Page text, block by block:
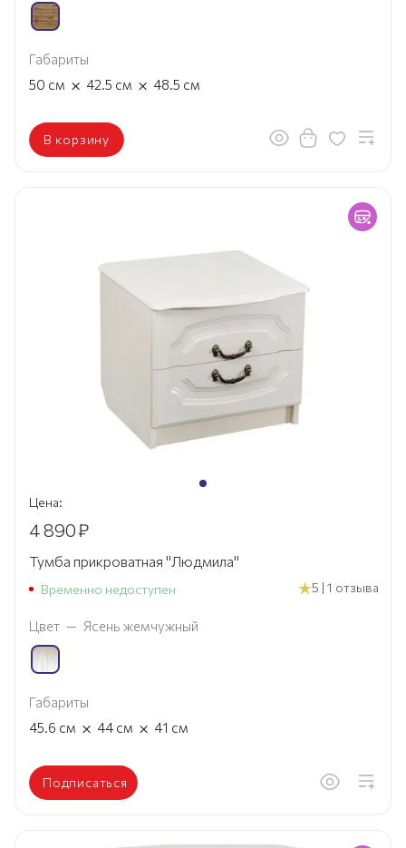
Габариты
50 см × 42.5 см × 48.5 см
В корзину
Цена:
4 890₽
Тумба прикроватная "Людмила"
Временно недоступен 5 | 1 отзыва
Цвет — Ясень жемчужный
Габариты
45.6 см × 44 см × 41 см
Подписаться